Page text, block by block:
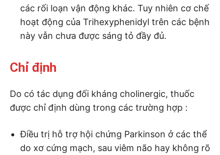
các rối loạn vận động khác. Tuy nhiên cơ chế
hoạt động của Trihexyphenidyl trên các bệnh
này vẫn chưa được sáng tỏ đầy đủ.
Chỉ định
Do có tác dụng đối kháng cholinergic, thuốc
được chỉ định dùng trong các trường hợp :
Điều trị hỗ trợ hội chứng Parkinson ở các thể
do xơ cứng mạch, sau viêm não hay không rõ